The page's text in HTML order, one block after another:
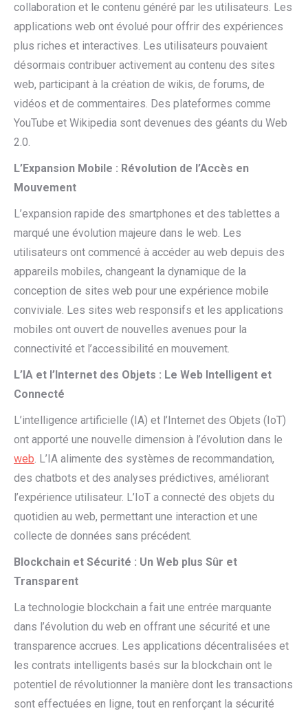
collaboration et le contenu généré par les utilisateurs. Les
applications web ont évolué pour offrir des expériences
plus riches et interactives. Les utilisateurs pouvaient
désormais contribuer activement au contenu des sites
web, participant à la création de wikis, de forums, de
vidéos et de commentaires. Des plateformes comme
YouTube et Wikipedia sont devenues des géants du Web
2.0.
L’Expansion Mobile : Révolution de l’Accès en
Mouvement
L’expansion rapide des smartphones et des tablettes a
marqué une évolution majeure dans le web. Les
utilisateurs ont commencé à accéder au web depuis des
appareils mobiles, changeant la dynamique de la
conception de sites web pour une expérience mobile
conviviale. Les sites web responsifs et les applications
mobiles ont ouvert de nouvelles avenues pour la
connectivité et l’accessibilité en mouvement.
L’IA et l’Internet des Objets : Le Web Intelligent et
Connecté
L’intelligence artificielle (IA) et l’Internet des Objets (IoT)
ont apporté une nouvelle dimension à l’évolution dans le
web. L’IA alimente des systèmes de recommandation,
des chatbots et des analyses prédictives, améliorant
l’expérience utilisateur. L’IoT a connecté des objets du
quotidien au web, permettant une interaction et une
collecte de données sans précédent.
Blockchain et Sécurité : Un Web plus Sûr et
Transparent
La technologie blockchain a fait une entrée marquante
dans l’évolution du web en offrant une sécurité et une
transparence accrues. Les applications décentralisées et
les contrats intelligents basés sur la blockchain ont le
potentiel de révolutionner la manière dont les transactions
sont effectuées en ligne, tout en renforçant la sécurité